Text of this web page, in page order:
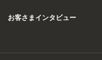
お客さまインタビュー